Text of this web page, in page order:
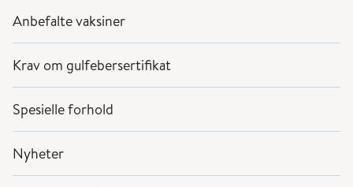
Anbefalte vaksiner
Krav om gulfebersertifikat
Spesielle forhold
Nyheter